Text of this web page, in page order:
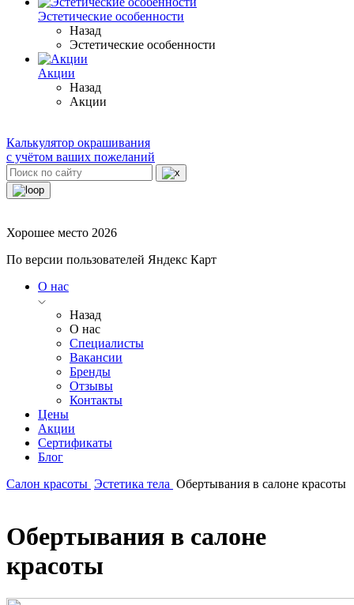
Эстетические особенности
Назад
Эстетические особенности
Акции
Назад
Акции
Калькулятор окрашивания
с учётом ваших пожеланий
Хорошее место 2026
По версии пользователей Яндекс Карт
О нас
Назад
О нас
Специалисты
Вакансии
Бренды
Отзывы
Контакты
Цены
Акции
Сертификаты
Блог
Салон красоты Эстетика тела Обертывания в салоне красоты
Обертывания в салоне
красоты